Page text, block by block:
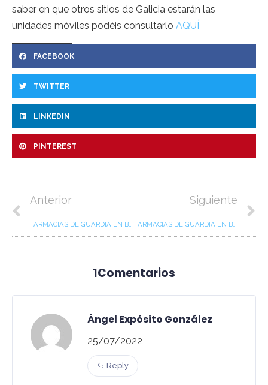
saber en que otros sitios de Galicia estarán las
unidades móviles podéis consultarlo AQUÍ
FACEBOOK
TWITTER
LINKEDIN
PINTEREST
Anterior
FARMACIAS DE GUARDIA EN BAIONA, NIGRÁN Y GONDOMAR. JULIO 2022
Siguiente
FARMACIAS DE GUARDIA EN BAIONA, NIGRÁN Y GONDOMAR. Agosto 2022
1Comentarios
Ángel Expósito González
25/07/2022
Reply